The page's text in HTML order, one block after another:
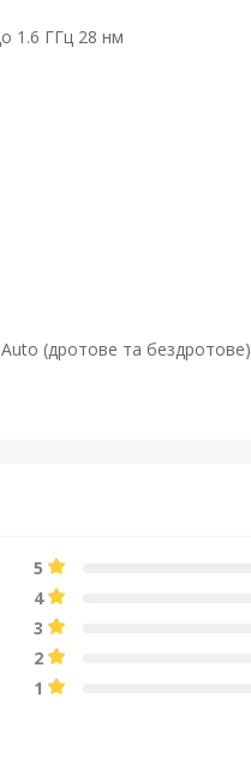
1.6 ГГц 28 нм​
(дротове та бездротове)​
5
4
3
2
1